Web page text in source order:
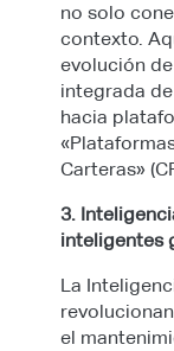
no solo
contexto.
evolución
integrada
hacia
Carteras»
3.
inteligentes
La
el